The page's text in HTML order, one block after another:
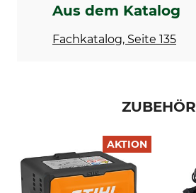
Aus dem Katalog
Fachkatalog, Seite 135
ZUBEHÖR
AKTION